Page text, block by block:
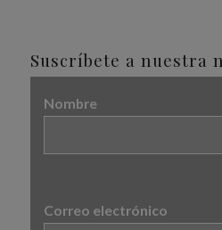
Suscríbete a nuestra
Nombre
Correo electrónico